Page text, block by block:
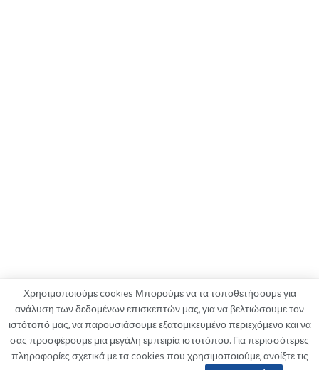
ΟΡΟΙ ΧΡΗΣΗΣ ΠΟΛΙΤΙΚΗ ΑΠΟΡΡΗΤΟΥ
ΔΙΑΦΗΜΙΣΗ
ΚΑΤΑΓΓΕΛΙΕΣ
ΕΠΙΚΟΙΝΩΝΙΑ
Χρησιμοποιούμε cookies Μπορούμε να τα τοποθετήσουμε για
ανάλυση των δεδομένων επισκεπτών μας, για να βελτιώσουμε τον
ιστότοπό μας, να παρουσιάσουμε εξατομικευμένο περιεχόμενο και να
σας προσφέρουμε μια μεγάλη εμπειρία ιστοτόπου. Για περισσότερες
πληροφορίες σχετικά με τα cookies που χρησιμοποιούμε, ανοίξτε τις